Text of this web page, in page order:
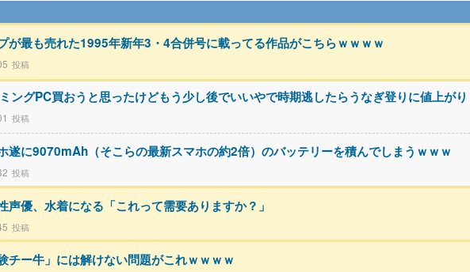
が最も売れた1995年新年3・4合併号に載ってる作品がこちらｗｗｗｗ
ングPC買おうと思ったけどもう少し後でいいやで時期逃したらうなぎ登りに値上が
遂に9070mAh（そこらの最新スマホの約2倍）のバッテリーを積んでしまうｗｗｗ
声優、水着になる「これって需要ありますか？」
チー牛」には解けない問題がこれｗｗｗｗ